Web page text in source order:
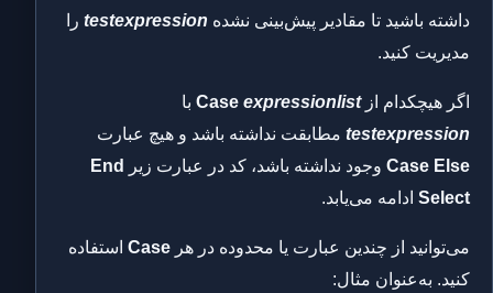
داشته باشید تا مقادیر پیش‌بینی نشده testexpression را
مدیریت کنید.
اگر هیچکدام از Case expressionlist
با
testexpression مطابقت نداشته باشد و هیچ عبارت
Case Else وجود نداشته باشد، کد در عبارت زیر
End
Select ادامه می‌یابد.
می‌توانید از چندین عبارت یا محدوده در هر Case استفاده
کنید. به‌عنوان مثال: